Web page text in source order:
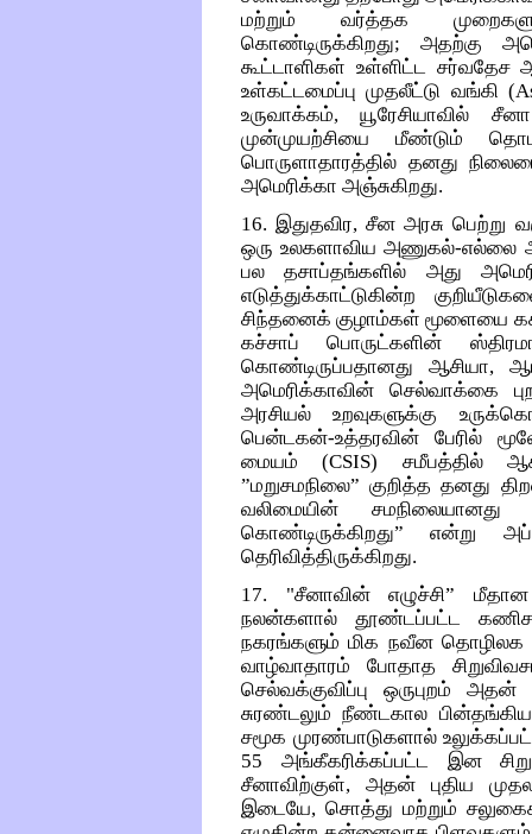
மற்றும் வர்த்தக
கொண்டிருக்கிறது; அதற்கு
கூட்டாளிகள் உள்ளிட்ட சர்வதேச
உள்கட்டமைப்பு முதலீட்டு வங்கி
உருவாக்கம், யூரேசியாவில்
முன்முயற்சியை மீண்டும்
பொருளாதாரத்தில் தனது
அமெரிக்கா அஞ்சுகிறது.
16. இதுதவிர, சீன அரசு
ஒரு உலகளாவிய அணுகல்-எல்லை
பல தசாப்தங்களில் அது
எடுத்துக்காட்டுகின்ற
சிந்தனைக் குழாம்கள் மூளையை
கச்சாப் பொருட்களின்
கொண்டிருப்பதானது ஆசியா,
அமெரிக்காவின் செல்வாக்கை
அரசியல் உறவுகளுக்கு
பென்டகன்-உத்தரவின் பேரில்
மையம் (CSIS) சமீபத்தில்
”மறுசமநிலை” குறித்த தனது
வலிமையின் சமநிலையானது
கொண்டிருக்கிறது” என்று
தெரிவித்திருக்கிறது.
17. "சீனாவின் எழுச்சி”
நலன்களால் தூண்டப்பட்ட
நகரங்களும் மிக நவீன தொழிலக
வாழ்வாதாரம் போதாத
செல்வக்குவிப்பு ஒருபுறம்
சுரண்டலும் நீண்டகால
சமூக முரண்பாடுகளால்
55 அங்கீகரிக்கப்பட்ட இன
சீனாவிற்குள், அதன் புதிய
இடையே, சொத்து மற்றும்